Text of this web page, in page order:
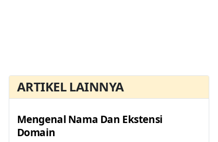
ARTIKEL LAINNYA
Mengenal Nama Dan Ekstensi
Domain